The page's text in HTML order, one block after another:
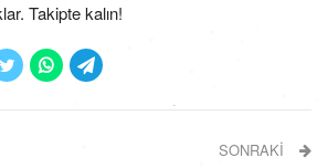
Takipte kalın!
SONRAKI